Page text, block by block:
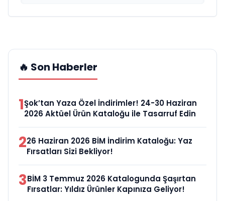
🔥 Son Haberler
1Şok’tan Yaza Özel İndirimler! 24-30 Haziran
2026 Aktüel Ürün Kataloğu ile Tasarruf Edin
226 Haziran 2026 BİM İndirim Kataloğu: Yaz
Fırsatları Sizi Bekliyor!
3BİM 3 Temmuz 2026 Katalogunda Şaşırtan
Fırsatlar: Yıldız Ürünler Kapınıza Geliyor!